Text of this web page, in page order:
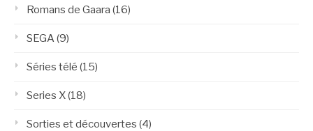
Romans de Gaara (16)
SEGA(9)
Séries télé (15)
Series X(18)
Sorties et découvertes (4)